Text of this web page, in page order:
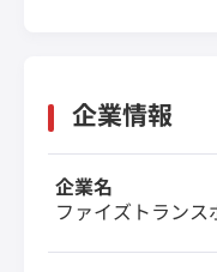
企業情報
企業名
ファイズトラン